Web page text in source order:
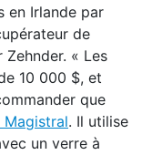
en Irlande par
de
« Les
10 000 $, et
que
Magistral. Il utilise
un verre à